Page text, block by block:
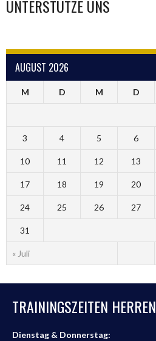
UNTERSTÜTZE UNS
AUGUST 2026
M D M D
« Juli
3 4 5 6
10 11 12 13
17 18 19 20
24 25 26 27
31
TRAININGSZEITEN HERREN
Dienstag & Donnerstag: